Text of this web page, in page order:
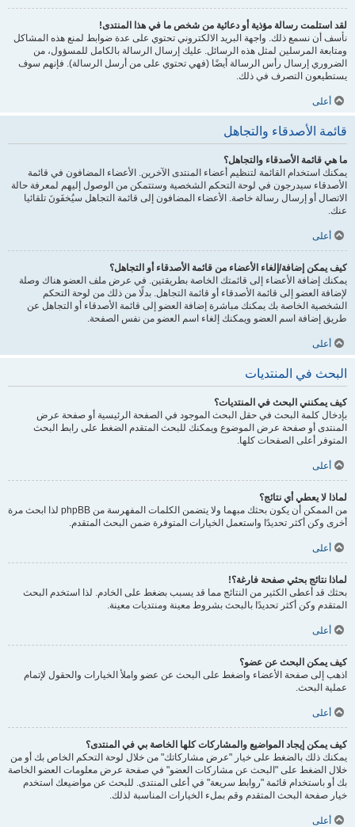
لقد استلمت رسالة مؤذية أو دعائية من شخص ما في هذا المنتدى!
نأسف أن نسمع ذلك. واجهة البريد الالكتروني تحتوي على عدة ضوابط لمنع هذه المشاكل
ومتابعة المرسلين لمثل هذه الرسائل. عليك إرسال الرسالة بالكامل للمسؤول، من
الضروري إرسال رأس الرسالة أيضًا (فهي تحتوي على من أرسل الرسالة). فإنهم سوف
يستطيعون التصرف في ذلك.
أعلى
قائمة الأصدقاء والتجاهل
ما هي قائمة الأصدقاء والتجاهل؟
يمكنك استخدام القائمة لتنظيم أعضاء المنتدى الآخرين. الأعضاء المضافون في قائمة
الأصدقاء سيدرجون في لوحة التحكم الشخصية وستتمكن من الوصول إليهم لمعرفة حالة
الاتصال أو إرسال رسالة خاصة. الأعضاء المضافون إلى قائمة التجاهل سيُخفَونَ تلقائيا
عنك.
أعلى
كيف يمكن إضافة/إلغاء الأعضاء من قائمة الأصدقاء أو التجاهل؟
يمكنك إضافة الأعضاء إلى قائمتك الخاصة بطريقتين. في عرض ملف العضو هناك وصلة
لإضافة العضو إلى قائمة الأصدقاء أو قائمة التجاهل. بدلًا من ذلك من لوحة التحكم
الشخصية الخاصة بك يمكنك مباشرة إضافة العضو إلى قائمة الأصدقاء أو التجاهل عن
طريق إضافة اسم العضو ويمكنك إلغاء اسم العضو من نفس الصفحة.
أعلى
البحث في المنتديات
كيف يمكنني البحث في المنتديات؟
بإدخال كلمة البحث في حقل البحث الموجود في الصفحة الرئيسية أو صفحة عرض
المنتدى أو صفحة عرض الموضوع ويمكنك للبحث المتقدم الضغط على رابط البحث
المتوفر أعلى الصفحات كلها.
أعلى
لماذا لا يعطي أي نتائج؟
من الممكن أن يكون بحثك مبهما ولا يتضمن الكلمات المفهرسة من phpBB لذا ابحث مرة
أخرى وكن أكثر تحديدًا واستعمل الخيارات المتوفرة ضمن البحث المتقدم.
أعلى
لماذا نتائج بحثي صفحة فارغة؟!
بحثك قد أعطى الكثير من النتائج مما قد يسبب بضغط على الخادم. لذا استخدم البحث
المتقدم وكن أكثر تحديدًا بالبحث بشروط معينة ومنتديات معينة.
أعلى
كيف يمكن البحث عن عضو؟
اذهب إلى صفحة الأعضاء واضغط على البحث عن عضو واملأ الخيارات والحقول لإتمام
عملية البحث.
أعلى
كيف يمكن إيجاد المواضيع والمشاركات كلها الخاصة بي في المنتدى؟
يمكنك ذلك بالضغط على خيار "عرض مشاركاتك" من خلال لوحة التحكم الخاص بك أو من
خلال الضغط على "البحث عن مشاركات العضو" في صفحة عرض معلومات العضو الخاصة
بك أو باستخدام قائمة "روابط سريعة" في أعلى المنتدى. للبحث عن مواضيعك استخدم
خيار صفحة البحث المتقدم وقم بملء الخيارات المناسبة لذلك.
أعلى